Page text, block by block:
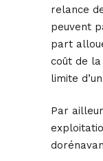
relance
peuvent
part
coût de
limite
Par